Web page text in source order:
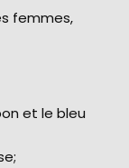
femmes,
et le bleu